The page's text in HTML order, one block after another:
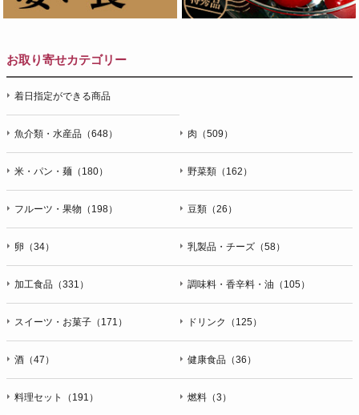
お取り寄せカテゴリー
着日指定ができる商品
魚介類・水産品（648） 肉（509）
米・パン・麺（180） 野菜類（162）
フルーツ・果物（198） 豆類（26）
卵（34） 乳製品・チーズ（58）
加工食品（331） 調味料・香辛料・油（105）
スイーツ・お菓子（171） ドリンク（125）
酒（47） 健康食品（36）
料理セット（191） 燃料（3）